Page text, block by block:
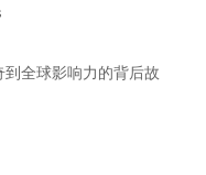
全球影响力的背后故